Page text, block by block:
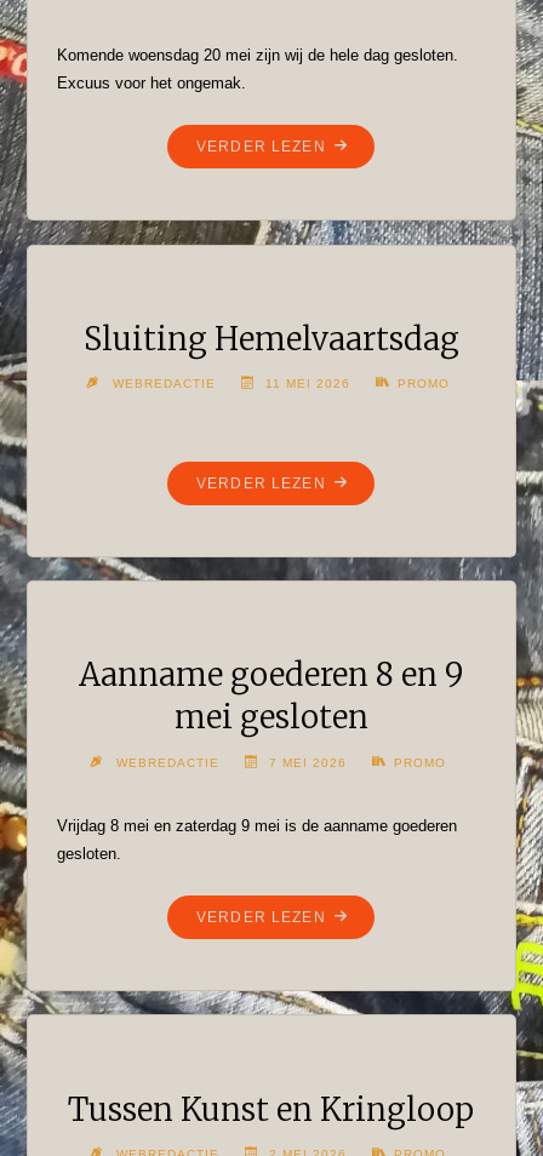
Komende woensdag 20 mei zijn wij de hele dag gesloten.
Excuus voor het ongemak.
VERDER LEZEN
"WOENSDAG
20
A.S.
Sluiting Hemelvaartsdag
WEBREDACTIE 11 MEI 2026 PROMO
VERDER LEZEN
"SLUITING
HEMELVAARTSDAG"
Aanname goederen 8 en 9
mei gesloten
WEBREDACTIE 7 MEI 2026 PROMO
Vrijdag 8 mei en zaterdag 9 mei is de aanname goederen
gesloten.
VERDER LEZEN
"AANNAME
GOEDEREN
EN
Tussen Kunst en Kringloop